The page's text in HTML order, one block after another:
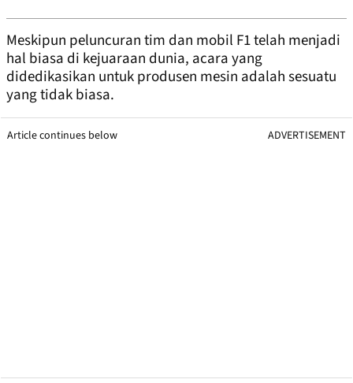
Meskipun peluncuran tim dan mobil F1 telah menjadi
hal biasa di kejuaraan dunia, acara yang
didedikasikan untuk produsen mesin adalah sesuatu
yang tidak biasa.
Article continues below ADVERTISEMENT